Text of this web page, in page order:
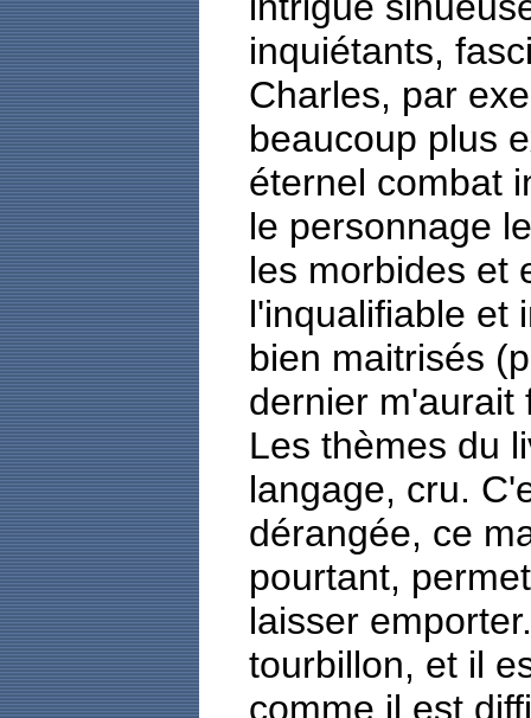
inquiétants,
Charles, par
beaucoup plus
éternel combat
le personnage
les morbides et
l'inqualifiable et
bien maitrisés
dernier m'aurait
Les thèmes du
langage, cru.
dérangée, ce
pourtant,
laisser
tourbillon, et il
comme il est